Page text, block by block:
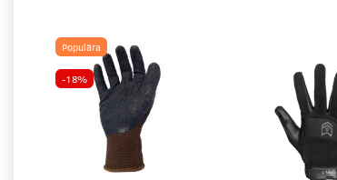
Populära
-18%